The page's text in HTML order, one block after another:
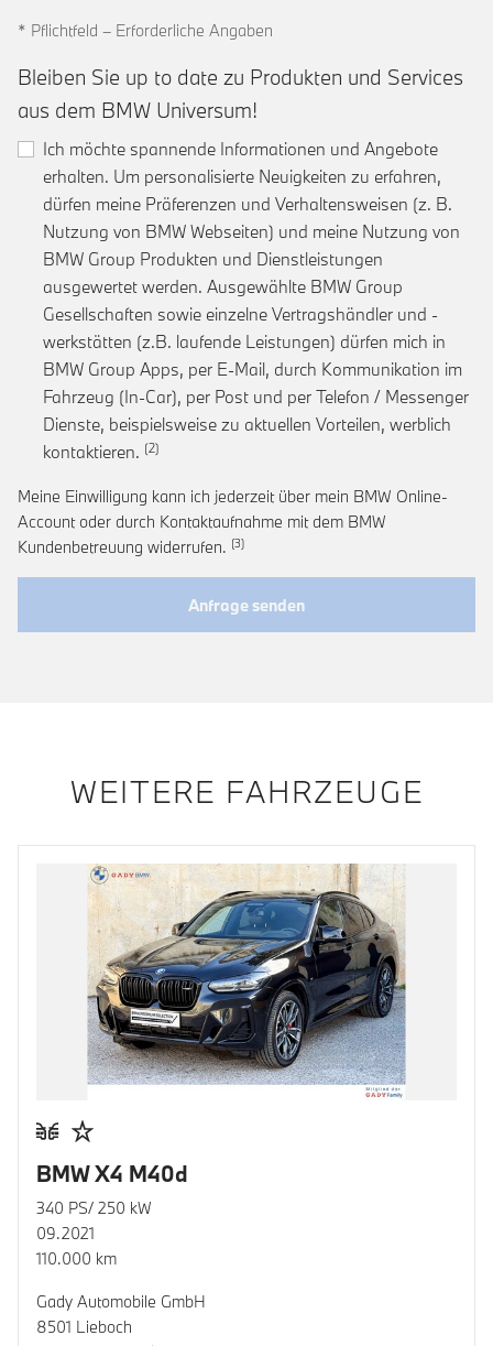
* Pflichtfeld – Erforderliche Angaben
Bleiben Sie up to date zu Produkten und Services
aus dem BMW Universum!
Ich möchte spannende Informationen und Angebote
erhalten. Um personalisierte Neuigkeiten zu erfahren,
dürfen meine Präferenzen und Verhaltensweisen (z. B.
Nutzung von BMW Webseiten) und meine Nutzung von
BMW Group Produkten und Dienstleistungen
ausgewertet werden. Ausgewählte BMW Group
Gesellschaften sowie einzelne Vertragshändler und -
werkstätten (z.B. laufende Leistungen) dürfen mich in
BMW Group Apps, per E-Mail, durch Kommunikation im
Fahrzeug (In-Car), per Post und per Telefon / Messenger
Dienste, beispielsweise zu aktuellen Vorteilen, werblich
kontaktieren. Link zur Fußnote: Einwilligung zur
Meine Einwilligung kann ich jederzeit über mein BMW Online-
Account oder durch Kontaktaufnahme mit dem BMW
Kundenbetreuung widerrufen. Link zur Fußnote: Widerruf der
Anfrage senden
WEITERE FAHRZEUGE
BMW X4 M40d
340 PS/ 250 kW
09.2021
110.000 km
Gady Automobile GmbH
8501 Lieboch